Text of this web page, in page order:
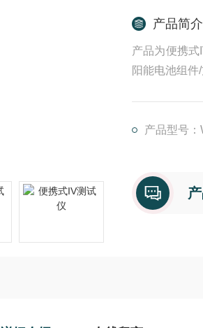
产品简介
产品为便携
阳能电池组
产品型号：